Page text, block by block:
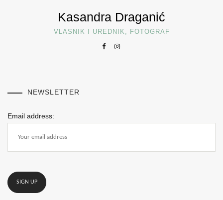
Kasandra Draganić
VLASNIK I UREDNIK, FOTOGRAF
NEWSLETTER
Email address: